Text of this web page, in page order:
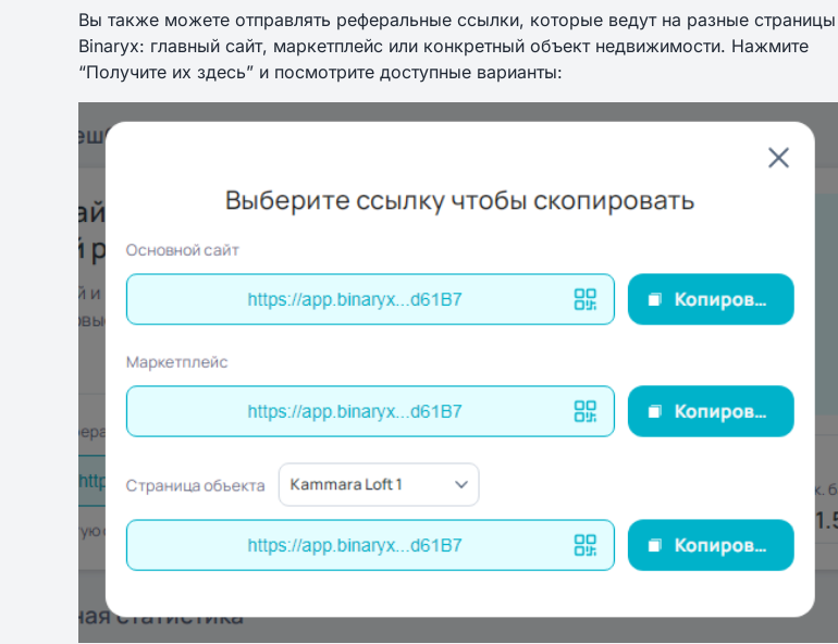
Вы также можете отправлять реферальные ссылки, которые ведут на разные страницы
Binaryx: главный сайт, маркетплейс или конкретный объект недвижимости. Нажмите
“Получите их здесь” и посмотрите доступные варианты: